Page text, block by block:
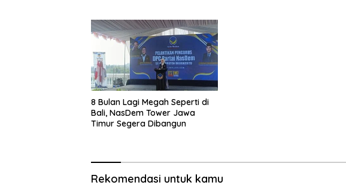
8 Bulan Lagi Megah Seperti di
Bali, NasDem Tower Jawa
Timur Segera Dibangun
Rekomendasi untuk kamu